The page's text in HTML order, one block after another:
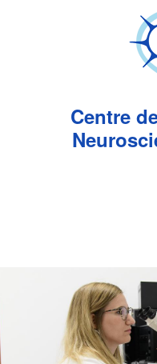
Centre